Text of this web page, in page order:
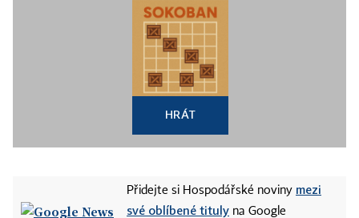
HRÁT
Přidejte si Hospodářské noviny mezi
své oblíbené tituly na Google